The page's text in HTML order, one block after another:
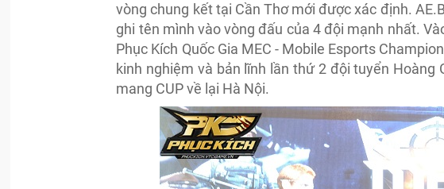
vòng chung kết tại Cần Thơ mới được xác định.
ghi tên mình vào vòng đấu của 4 đội mạnh nhất.
Phục Kích Quốc Gia MEC - Mobile Esports
kinh nghiệm và bản lĩnh lần thứ 2 đội tuyển
mang CUP về lại Hà Nội.